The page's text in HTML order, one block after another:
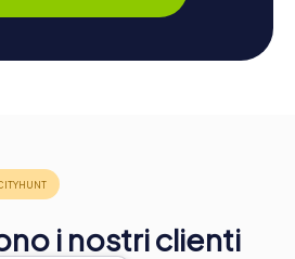
i nostri clienti